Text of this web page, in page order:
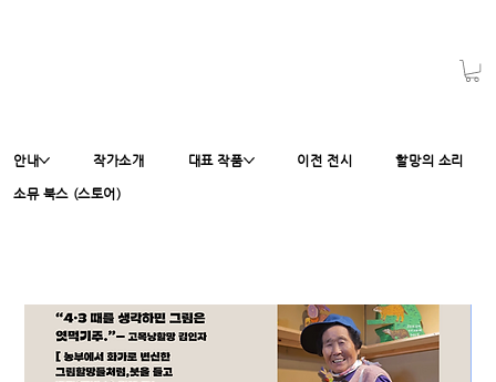
안내 작가소개 대표 작품 이전 전시 할망의 소리
소뮤 북스 (스토어)